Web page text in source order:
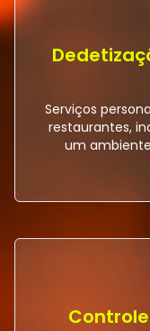
Serviços
restaurantes,
um